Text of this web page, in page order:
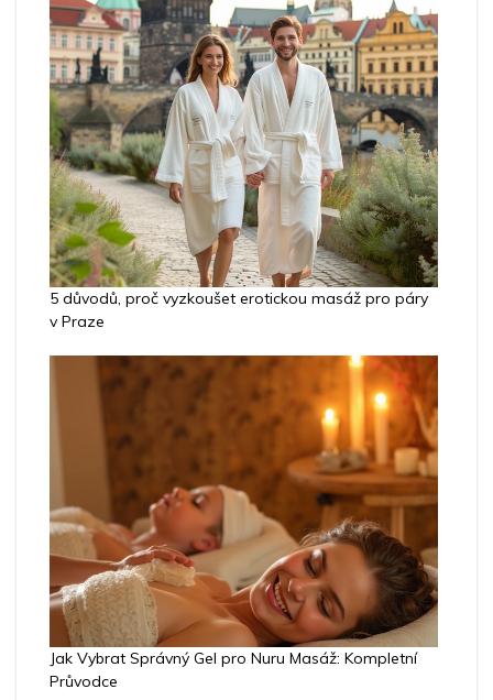
5 důvodů, proč vyzkoušet erotickou masáž pro páry
v Praze
Jak Vybrat Správný Gel pro Nuru Masáž: Kompletní
Průvodce